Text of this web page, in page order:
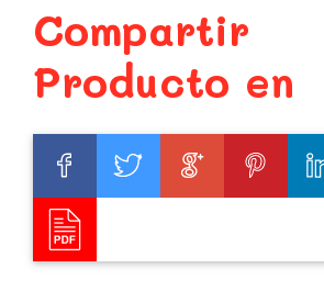
Compartir
Producto en